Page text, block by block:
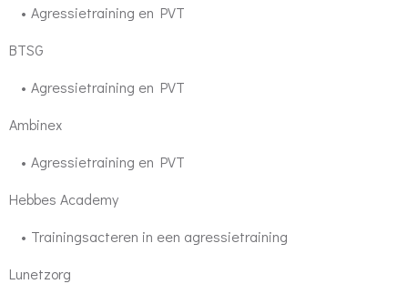
Agressietraining en PVT
BTSG
Agressietraining en PVT
Ambinex
Agressietraining en PVT
Hebbes Academy
Trainingsacteren in een agressietraining
Lunetzorg